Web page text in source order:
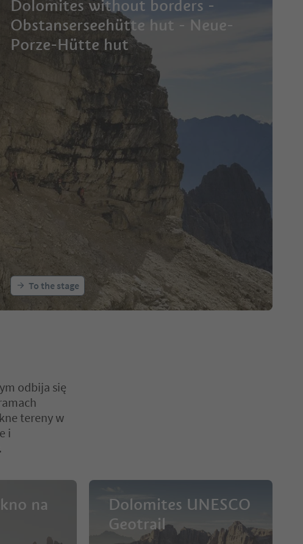
Dolomites without borders -
Obstanserseehütte hut - Neue-
Porze-Hütte hut
To the stage
odbija się
tereny w
i
na
Dolomites UNESCO
Geotrail